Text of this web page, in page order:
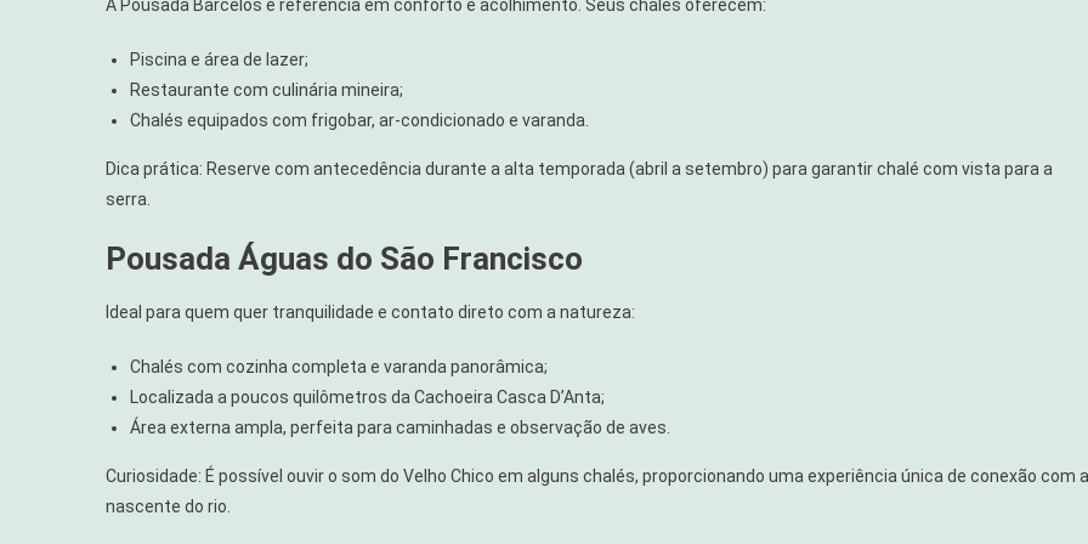
A Pousada Barcelos é referência em conforto e acolhimento. Seus chalés oferecem:
Piscina e área de lazer;
Restaurante com culinária mineira;
Chalés equipados com frigobar, ar-condicionado e varanda.
Dica prática: Reserve com antecedência durante a alta temporada (abril a setembro) para garantir chalé com vista para a
serra.
Pousada Águas do São Francisco
Ideal para quem quer tranquilidade e contato direto com a natureza:
Chalés com cozinha completa e varanda panorâmica;
Localizada a poucos quilômetros da Cachoeira Casca D’Anta;
Área externa ampla, perfeita para caminhadas e observação de aves.
Curiosidade: É possível ouvir o som do Velho Chico em alguns chalés, proporcionando uma experiência única de conexão com a
nascente do rio.